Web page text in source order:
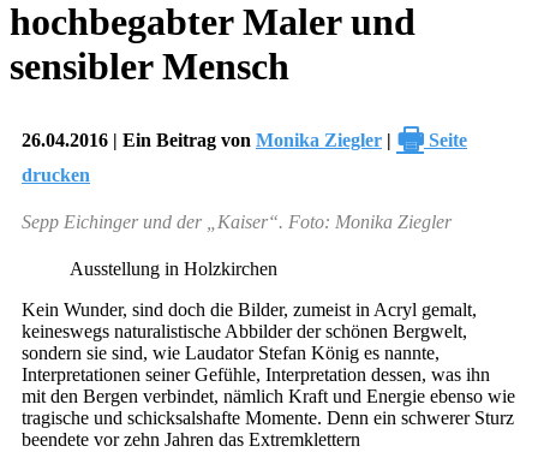
hochbegabter Maler und
sensibler Mensch
26.04.2016 | Ein Beitrag von Monika Ziegler | 🖶 Seite
drucken
Sepp Eichinger und der „Kaiser“. Foto: Monika Ziegler
Ausstellung in Holzkirchen
Kein Wunder, sind doch die Bilder, zumeist in Acryl gemalt,
keineswegs naturalistische Abbilder der schönen Bergwelt,
sondern sie sind, wie Laudator Stefan König es nannte,
Interpretationen seiner Gefühle, Interpretation dessen, was ihn
mit den Bergen verbindet, nämlich Kraft und Energie ebenso wie
tragische und schicksalshafte Momente. Denn ein schwerer Sturz
beendete vor zehn Jahren das Extremklettern